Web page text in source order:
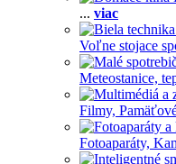
... viac
Voľne stojace
Meteostanice,
Filmy,
Fotoaparáty,